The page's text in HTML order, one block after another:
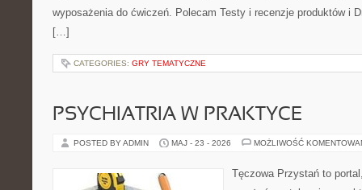
wyposażenia do ćwiczeń. Polecam Testy i recenzje produktów i
[…]
CATEGORIES: GRY TEMATYCZNE
PSYCHIATRIA W PRAKTYCE
POSTED BY ADMIN MAJ - 23 - 2026 MOŻLIWOŚĆ
Tęczowa Przystań to